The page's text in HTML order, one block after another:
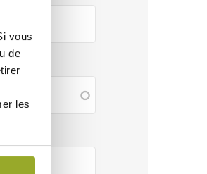
vous
de
les